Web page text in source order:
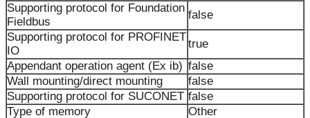
Supporting protocol for Foundation
Fieldbus
false
Supporting protocol for PROFINET
IO
true
Appendant operation agent (Ex ib) false
Wall mounting/direct mounting
false
Supporting protocol for SUCONET false
Type of memory
Other